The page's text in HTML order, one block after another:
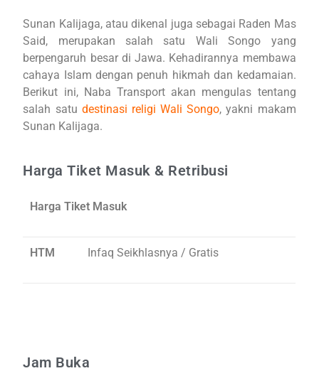
Sunan Kalijaga, atau dikenal juga sebagai Raden Mas
Said, merupakan salah satu Wali Songo yang
berpengaruh besar di Jawa. Kehadirannya membawa
cahaya Islam dengan penuh hikmah dan kedamaian.
Berikut ini, Naba Transport akan mengulas tentang
salah satu destinasi religi Wali Songo, yakni makam
Sunan Kalijaga.
Harga Tiket Masuk & Retribusi
Harga Tiket Masuk
HTM Infaq Seikhlasnya / Gratis
Jam Buka